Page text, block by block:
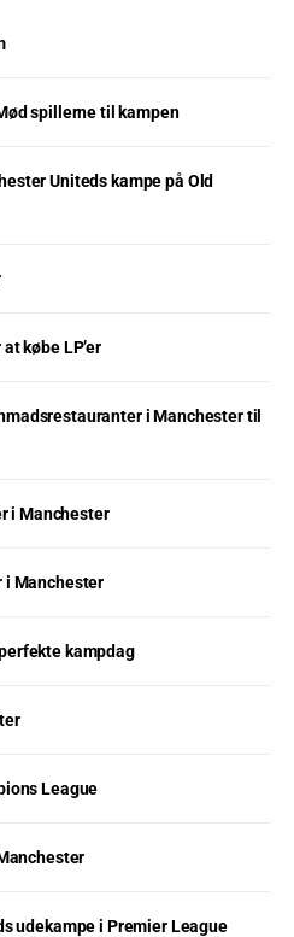
spillerne til kampen
Uniteds kampe på Old
købe LP’er
i Manchester til
i Manchester
i Manchester
kampdag
League
udekampe i Premier League